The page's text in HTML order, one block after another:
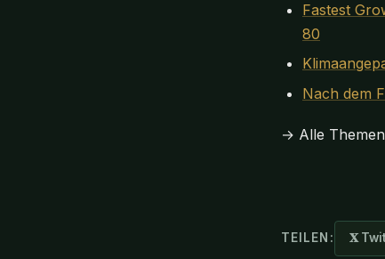
Fastest
80
Nach dem
→ Alle
TEILEN: 𝐗